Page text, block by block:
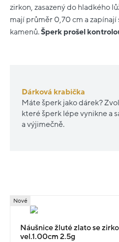
zirkon, zasazený do hladkého
mají průměr 0,70 cm a
kamenů.Šperk prošel
Dárková krabička
Máte šperk jako dárek?
které šperk lépe vynikne a
a výjimečně.
Nové
Náušnice žluté zlato se
vel.1.00cm 2.5g